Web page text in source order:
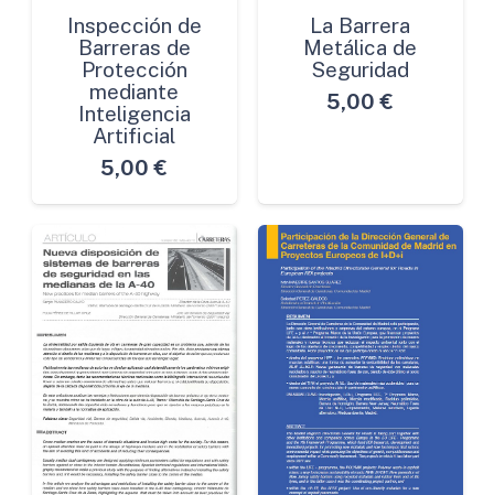
Inspección de
Barreras de
Protección
mediante
Inteligencia
Artificial
5,00 €
La Barrera
Metálica de
Seguridad
5,00 €